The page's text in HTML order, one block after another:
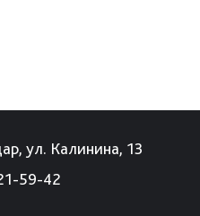
ул. Калинина, 13
59-42